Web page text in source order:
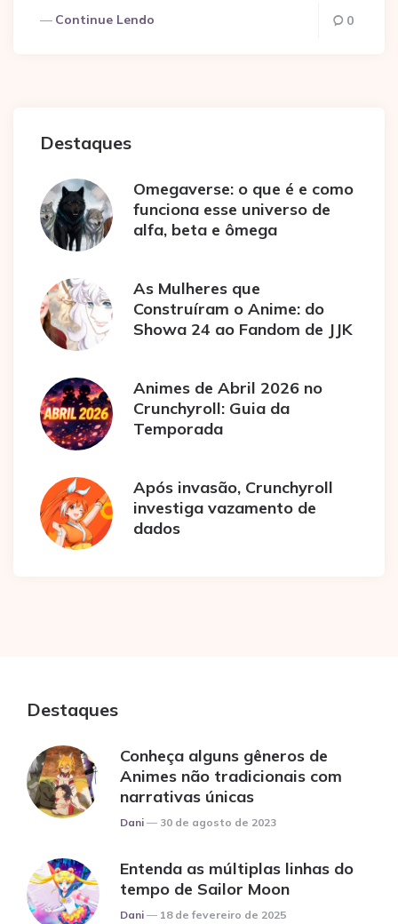
Continue Lendo 0
Destaques
Omegaverse: o que é e como
funciona esse universo de
alfa, beta e ômega
As Mulheres que
Construíram o Anime: do
Showa 24 ao Fandom de JJK
Animes de Abril 2026 no
Crunchyroll: Guia da
Temporada
Após invasão, Crunchyroll
investiga vazamento de
dados
Destaques
Conheça alguns gêneros de
Animes não tradicionais com
narrativas únicas
Posted
Dani 30 de agosto de 2023
Entenda as múltiplas linhas do
tempo de Sailor Moon
Posted
Dani 18 de fevereiro de 2025